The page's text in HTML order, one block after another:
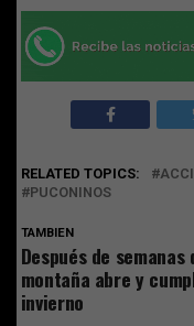
RELATED TOPICS:
PUCONINOS
TAMBIEN
Después de
montaña abre y
invierno